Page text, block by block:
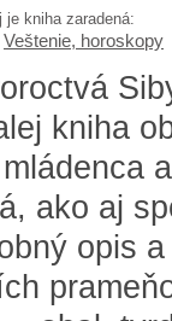
je kniha zaradená:
Veštenie, horoskopy
kniha
ako aj
opis